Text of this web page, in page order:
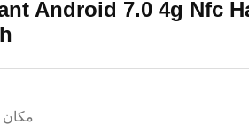
Android 7.0 4g Nfc
مكان